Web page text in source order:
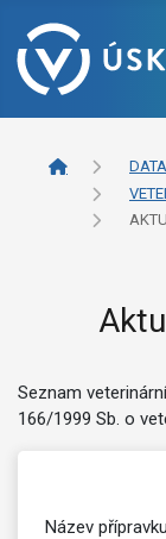
Seznam
166/1999 Sb. o
Název přípravku